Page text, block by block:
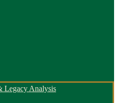
Legacy Analysis